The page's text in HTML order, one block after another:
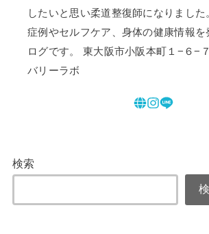
したいと思い柔道整復師になりました
症例やセルフケア、身体の健康情報を
ログです。 東大阪市小阪本町１−６−
バリーラボ
検索